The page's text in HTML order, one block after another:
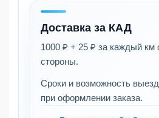
Доставка за КАД
1000 ₽ + 25 ₽ за каждый км
стороны.
Сроки и возможность
при оформлении заказа.